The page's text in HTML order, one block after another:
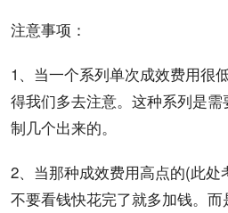
注意事项：
1、当一个系列单次成效费用很
得我们多去注意。这种系列是
制几个出来的。
2、当那种成效费用高点的(此
不要看钱快花完了就多加钱。